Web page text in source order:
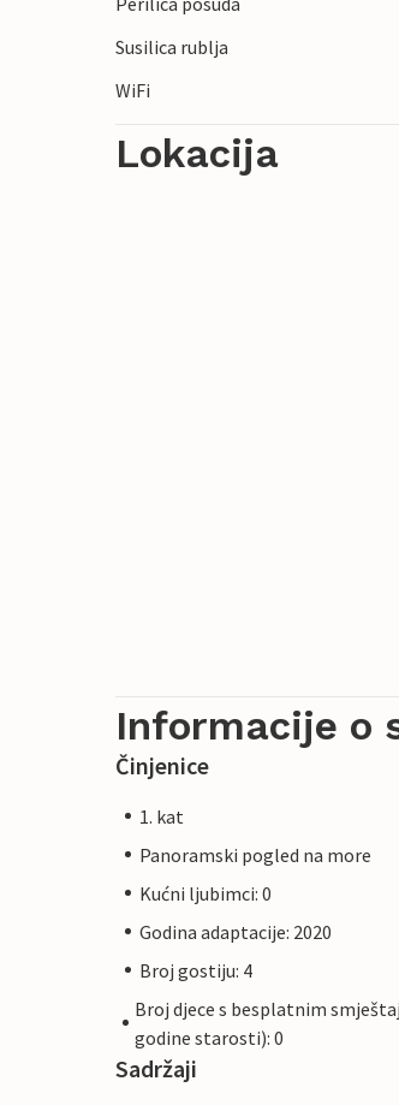
Susilica rublja
WiFi
Lokacija
Informacije o
Činjenice
1. kat
Panoramski pogled na more
Kućni ljubimci: 0
Godina adaptacije: 2020
Broj gostiju: 4
Broj djece s besplatnim
godine starosti): 0
Sadržaji